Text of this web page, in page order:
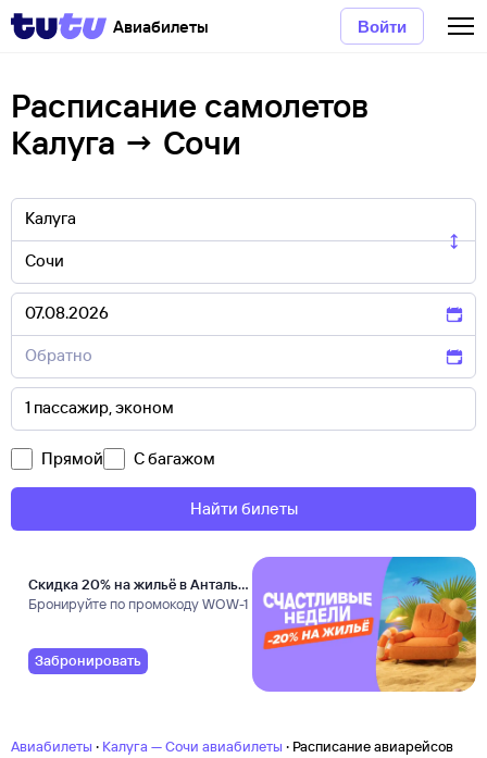
Авиабилеты Войти
Расписание самолетов
Калуга → Сочи
Прямой С багажом
Найти билеты
Скидка 20% на жильё в Анталье
и Даламане
Бронируйте по промокоду WOW-1
Забронировать
Авиабилеты · Калуга — Сочи авиабилеты · Расписание авиарейсов